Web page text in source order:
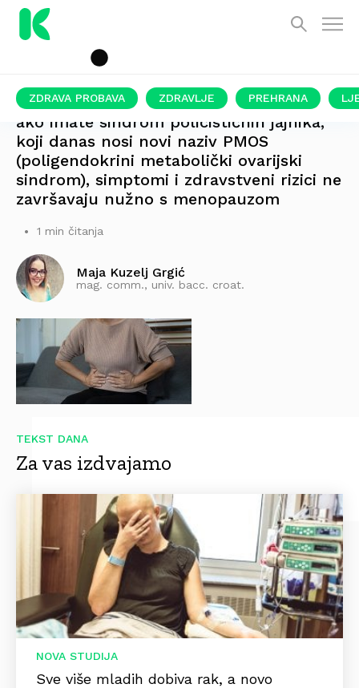
ZDRAVA PROBAVA ZDRAVLJE PREHRANA
ako imate sindrom policističnih jajnika,
koji danas nosi novi naziv PMOS
(poligendokrini metabolički ovarijski
sindrom), simptomi i zdravstveni rizici ne
završavaju nužno s menopauzom
1 min čitanja
Maja Kuzelj Grgić
mag. comm., univ. bacc. croat.
TEKST DANA
Za vas izdvajamo
NOVA STUDIJA
Sve više mladih dobiva rak, a novo